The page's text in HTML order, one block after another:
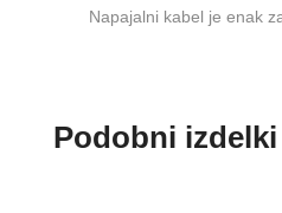
Napajalni kabel je enak
Podobni izdelki